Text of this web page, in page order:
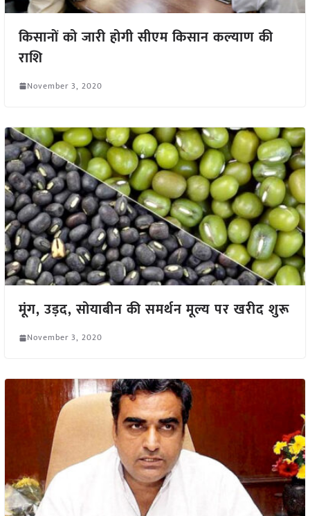
किसानों को जारी होगी सीएम किसान कल्याण की
राशि
November 3, 2020
मूंग, उड़द, सोयाबीन की समर्थन मूल्य पर खरीद शुरू
November 3, 2020